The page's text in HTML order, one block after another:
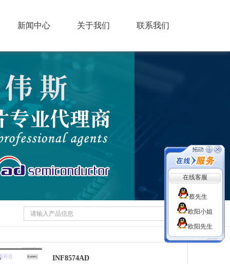
新闻中心 关于我们 联系我们
INF8574AD
在线客服
蔡先生
欧阳小姐
欧阳先生